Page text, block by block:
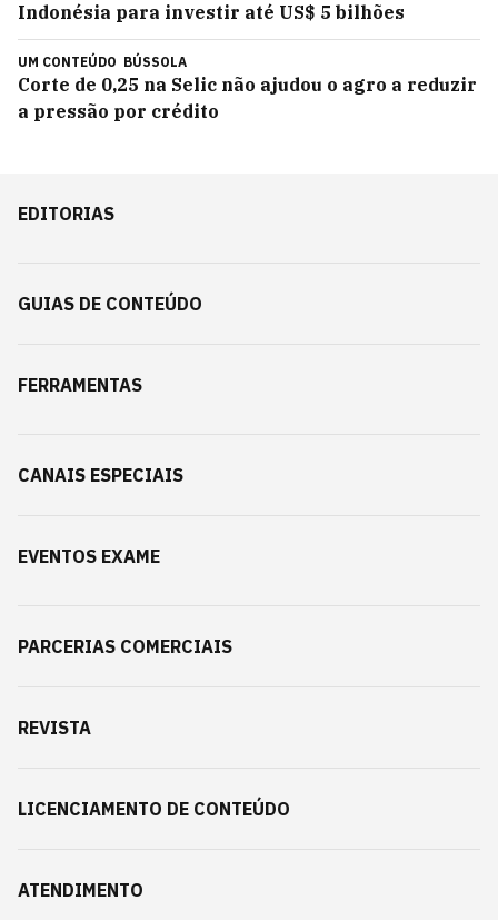
Indonésia para investir até US$ 5 bilhões
UM CONTEÚDO BÚSSOLA
Corte de 0,25 na Selic não ajudou o agro a reduzir
a pressão por crédito
EDITORIAS
GUIAS DE CONTEÚDO
FERRAMENTAS
CANAIS ESPECIAIS
EVENTOS EXAME
PARCERIAS COMERCIAIS
REVISTA
LICENCIAMENTO DE CONTEÚDO
ATENDIMENTO